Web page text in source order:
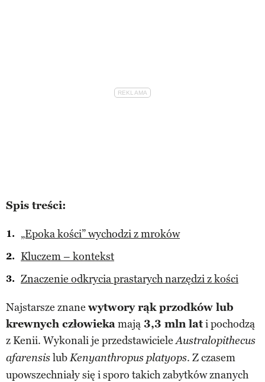
Spis treści:
„Epoka kości” wychodzi z mroków
Kluczem – kontekst
Znaczenie odkrycia prastarych narzędzi z kości
Najstarsze znane wytwory rąk przodków lub
krewnych człowiekamają 3,3 mln lati pochodzą
z Kenii. Wykonali je przedstawicieleAustralopithecus
afarensislubKenyanthropus platyops. Z czasem
upowszechniały się i sporo takich zabytków znanych